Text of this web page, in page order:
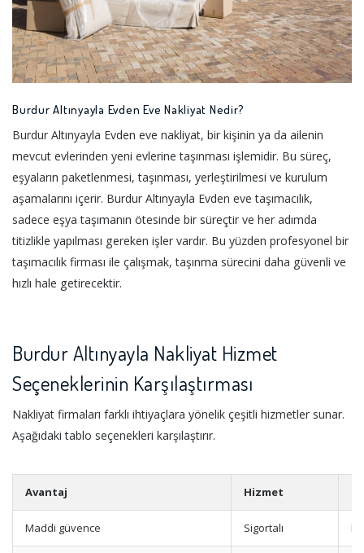
Burdur Altınyayla Evden Eve Nakliyat Nedir?
Burdur Altınyayla Evden eve nakliyat, bir kişinin ya da ailenin
mevcut evlerinden yeni evlerine taşınması işlemidir. Bu süreç,
eşyaların paketlenmesi, taşınması, yerleştirilmesi ve kurulum
aşamalarını içerir. Burdur Altınyayla Evden eve taşımacılık,
sadece eşya taşımanın ötesinde bir süreçtir ve her adımda
titizlikle yapılması gereken işler vardır. Bu yüzden profesyonel bir
taşımacılık firması ile çalışmak, taşınma sürecini daha güvenli ve
hızlı hale getirecektir.
Burdur Altınyayla Nakliyat Hizmet
Seçeneklerinin Karşılaştırması
Nakliyat firmaları farklı ihtiyaçlara yönelik çeşitli hizmetler sunar.
Aşağıdaki tablo seçenekleri karşılaştırır.
Avantaj Hizmet
Maddi güvence Sigortalı